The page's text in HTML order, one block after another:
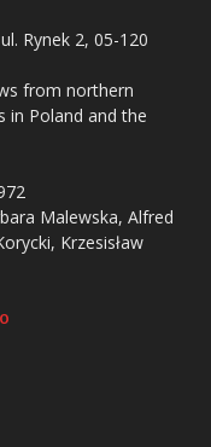
Rynek 2, 05-120
from northern
in Poland and the
Malewska, Alfred
Krzesisław